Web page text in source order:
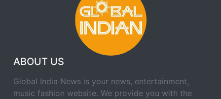
ABOUT US
Global India News is your news, entertainment,
music fashion website. We provide you with the